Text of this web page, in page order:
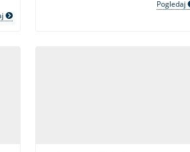
Pogledaj